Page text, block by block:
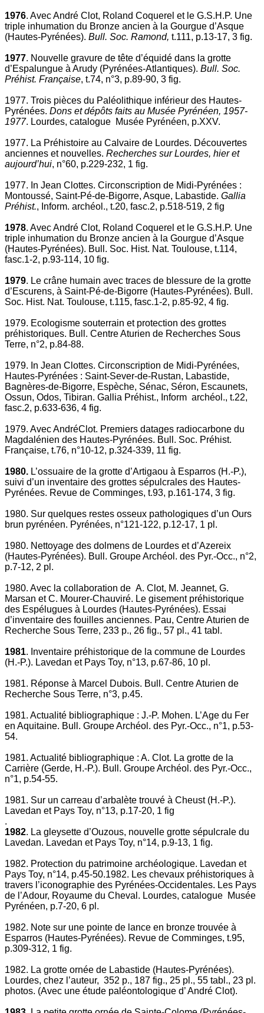
1976. Avec André Clot, Roland Coquerel et le G.S.H.P. Une
triple inhumation du Bronze ancien à la Gourgue d’Asque
(Hautes-Pyrénées). Bull. Soc. Ramond, t.111, p.13-17, 3 fig.
1977. Nouvelle gravure de tête d’équidé dans la grotte
d’Espalungue à Arudy (Pyrénées-Atlantiques). Bull. Soc.
Préhist. Française, t.74, n°3, p.89-90, 3 fig.
1977. Trois pièces du Paléolithique inférieur des Hautes-
Pyrénées. Dons et dépôts faits au Musée Pyrénéen, 1957-
1977. Lourdes, catalogue Musée Pyrénéen, p.XXV.
1977. La Préhistoire au Calvaire de Lourdes. Découvertes
anciennes et nouvelles. Recherches sur Lourdes, hier et
aujourd’hui, n°60, p.229-232, 1 fig.
1977. In Jean Clottes. Circonscription de Midi-Pyrénées :
Montoussé, Saint-Pé-de-Bigorre, Asque, Labastide. Gallia
Préhist., Inform. archéol., t.20, fasc.2, p.518-519, 2 fig
1978. Avec André Clot, Roland Coquerel et le G.S.H.P. Une
triple inhumation du Bronze ancien à la Gourgue d’Asque
(Hautes-Pyrénées). Bull. Soc. Hist. Nat. Toulouse, t.114,
fasc.1-2, p.93-114, 10 fig.
1979. Le crâne humain avec traces de blessure de la grotte
d’Escurens, à Saint-Pé-de-Bigorre (Hautes-Pyrénées). Bull.
Soc. Hist. Nat. Toulouse, t.115, fasc.1-2, p.85-92, 4 fig.
1979. Ecologisme souterrain et protection des grottes
préhistoriques. Bull. Centre Aturien de Recherches Sous
Terre, n°2, p.84-88.
1979. In Jean Clottes. Circonscription de Midi-Pyrénées,
Hautes-Pyrénées : Saint-Sever-de-Rustan, Labastide,
Bagnères-de-Bigorre, Espèche, Sénac, Séron, Escaunets,
Ossun, Odos, Tibiran. Gallia Préhist., Inform archéol., t.22,
fasc.2, p.633-636, 4 fig.
1979. Avec AndréClot. Premiers datages radiocarbone du
Magdalénien des Hautes-Pyrénées. Bull. Soc. Préhist.
Française, t.76, n°10-12, p.324-339, 11 fig.
1980. L’ossuaire de la grotte d’Artigaou à Esparros (H.-P.),
suivi d’un inventaire des grottes sépulcrales des Hautes-
Pyrénées. Revue de Comminges, t.93, p.161-174, 3 fig.
1980. Sur quelques restes osseux pathologiques d’un Ours
brun pyrénéen. Pyrénées, n°121-122, p.12-17, 1 pl.
1980. Nettoyage des dolmens de Lourdes et d’Azereix
(Hautes-Pyrénées). Bull. Groupe Archéol. des Pyr.-Occ., n°2,
p.7-12, 2 pl.
1980. Avec la collaboration de A. Clot, M. Jeannet, G.
Marsan et C. Mourer-Chauviré. Le gisement préhistorique
des Espélugues à Lourdes (Hautes-Pyrénées). Essai
d’inventaire des fouilles anciennes. Pau, Centre Aturien de
Recherche Sous Terre, 233 p., 26 fig., 57 pl., 41 tabl.
1981. Inventaire préhistorique de la commune de Lourdes
(H.-P.). Lavedan et Pays Toy, n°13, p.67-86, 10 pl.
1981. Réponse à Marcel Dubois. Bull. Centre Aturien de
Recherche Sous Terre, n°3, p.45.
1981. Actualité bibliographique : J.-P. Mohen. L’Age du Fer
en Aquitaine. Bull. Groupe Archéol. des Pyr.-Occ., n°1, p.53-
54.
1981. Actualité bibliographique : A. Clot. La grotte de la
Carrière (Gerde, H.-P.). Bull. Groupe Archéol. des Pyr.-Occ.,
n°1, p.54-55.
1981. Sur un carreau d’arbalète trouvé à Cheust (H.-P.).
Lavedan et Pays Toy, n°13, p.17-20, 1 fig
.
1982. La gleysette d’Ouzous, nouvelle grotte sépulcrale du
Lavedan. Lavedan et Pays Toy, n°14, p.9-13, 1 fig.
1982. Protection du patrimoine archéologique. Lavedan et
Pays Toy, n°14, p.45-50.1982. Les chevaux préhistoriques à
travers l’iconographie des Pyrénées-Occidentales. Les Pays
de l’Adour, Royaume du Cheval. Lourdes, catalogue Musée
Pyrénéen, p.7-20, 6 pl.
1982. Note sur une pointe de lance en bronze trouvée à
Esparros (Hautes-Pyrénées). Revue de Comminges, t.95,
p.309-312, 1 fig.
1982. La grotte ornée de Labastide (Hautes-Pyrénées).
Lourdes, chez l’auteur, 352 p., 187 fig., 25 pl., 55 tabl., 23 pl.
photos. (Avec une étude paléontologique d’ André Clot).